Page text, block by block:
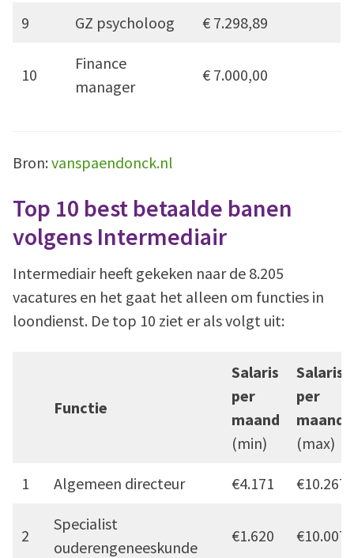
9 GZ psycholoog € 7.298,89
10
Finance
manager
€ 7.000,00
Bron: vanspaendonck.nl
Top 10 best betaalde banen
volgens Intermediair
Intermediair heeft gekeken naar de 8.205
vacatures en het gaat het alleen om functies in
loondienst. De top 10 ziet er als volgt uit:
Functie
Salaris
per
maand
(min)
Salaris
per
maand
(max)
1 Algemeen directeur €4.171 €10.267
2
Specialist
ouderengeneeskunde
€1.620 €10.007